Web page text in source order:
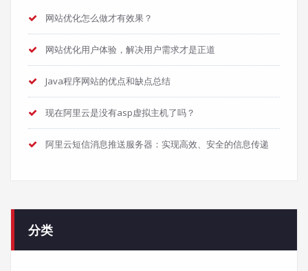
网站优化怎么做才有效果？
网站优化用户体验，解决用户需求才是正道
Java程序网站的优点和缺点总结
现在阿里云是没有asp虚拟主机了吗？
阿里云短信消息推送服务器：实现高效、安全的信息传递
分类